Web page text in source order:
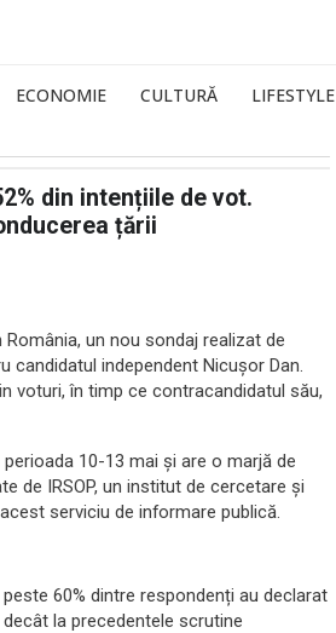
ECONOMIE CULTURĂ LIFESTYLE
din intențiile de vot.
țării
un nou sondaj realizat de
candidatul independent Nicușor Dan.
voturi, în timp ce contracandidatul său,
10-13 mai și are o marjă de
de IRSOP, un institut de cercetare și
serviciu de informare publică.
60% dintre respondenți au declarat
la precedentele scrutine